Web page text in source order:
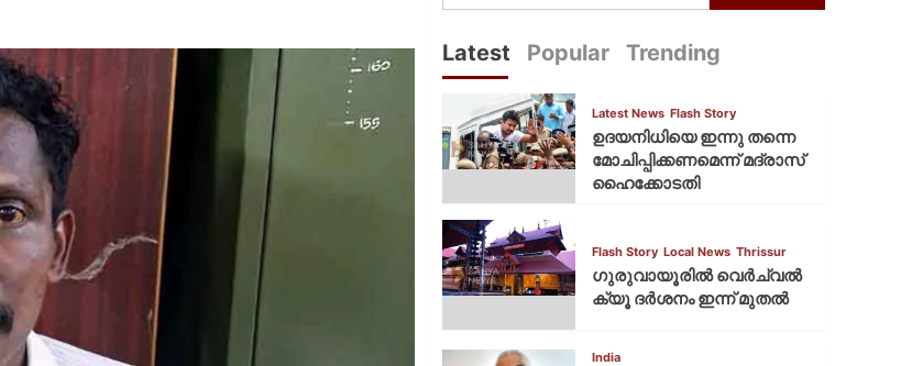
Latest Popular Trending
Latest News Flash Story
ഉദയനിധിയെ ഇന്നു തന്നെ
മോചിപ്പിക്കണമെന്ന് മദ്രാസ്
ഹൈക്കോടതി
Flash Story Local News Thrissur
ഗുരുവായൂരില്‍ വെര്‍ച്വല്‍
ക്യൂ ദര്‍ശനം ഇന്ന് മുതല്‍
India